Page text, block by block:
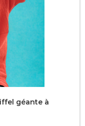
géante à